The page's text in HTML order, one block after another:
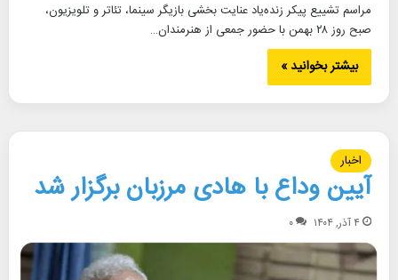
مراسم تشییع پیکر زنده‌یاد عنایت بخشی بازیگر سینما، تئاتر و تلویزیون،
صبح روز ۲۸ بهمن با حضور جمعی از هنرمندان…
بیشتر بخوانید »
اخبار
آیین وداع با هادی مرزبان برگزار شد
۴ آذر, ۱۴۰۴ ۰